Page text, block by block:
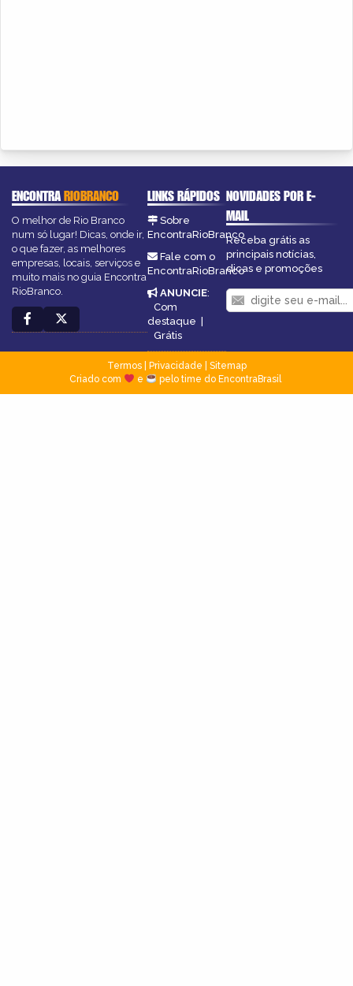
ENCONTRARIOBRANCO
O melhor de Rio Branco
num só lugar! Dicas, onde ir,
o que fazer, as melhores
empresas, locais, serviços e
muito mais no guia Encontra
RioBranco.
LINKS RÁPIDOS
Sobre
EncontraRioBranco
Fale com o
EncontraRioBranco
ANUNCIE:
Com
destaque
Grátis
NOVIDADES POR E-
MAIL
Receba grátis as
principais notícias,
dicas e promoções
Termos| Privacidade
Sitemap
Criado com
e pelo time do EncontraBrasil